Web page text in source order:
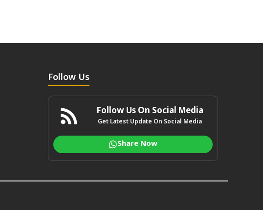
Follow Us
Follow Us On Social Media
Get Latest Update On Social Media
Share Now